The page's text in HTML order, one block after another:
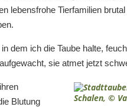
lebensfrohe Tierfamilien
dem ich die Taube halte,
sie atmet jetzt
Blutung